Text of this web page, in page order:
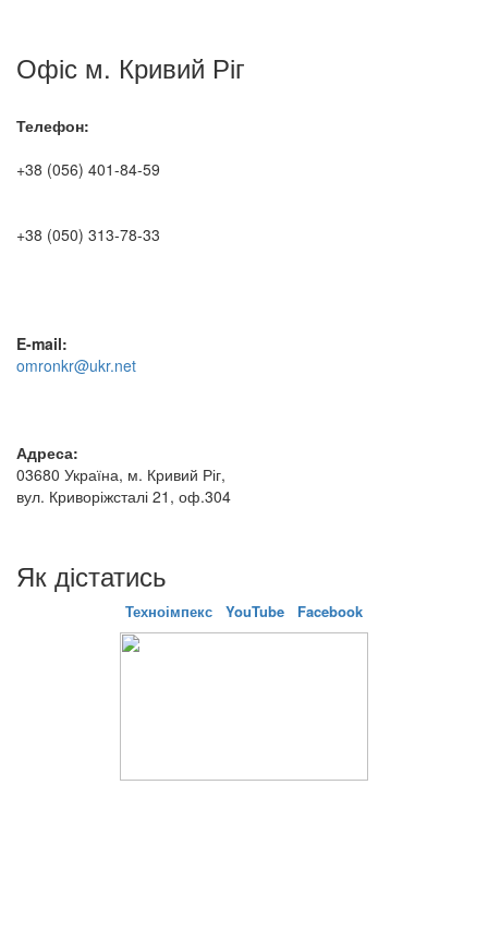
Офіс м. Кривий Ріг
Телефон:
+38 (056) 401-84-59
+38 (050) 313-78-33
E-mail:
omronkr@ukr.net
Адреса:
03680 Україна, м. Кривий Ріг,
вул. Криворіжсталі 21, оф.304
Як дістатись
Техноімпекс YouTube Facebook